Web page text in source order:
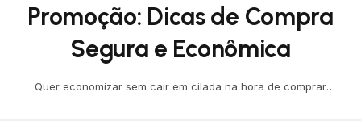
Promoção: Dicas de Compra
Segura e Econômica
Quer economizar sem cair em cilada na hora de comprar